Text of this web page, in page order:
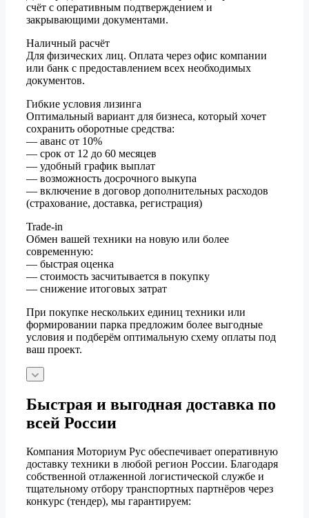
счёт с оперативным подтверждением и
закрывающими документами.
Наличный расчёт
Для физических лиц. Оплата через офис компании
или банк с предоставлением всех необходимых
документов.
Гибкие условия лизинга
Оптимальный вариант для бизнеса, который хочет
сохранить оборотные средства:
— аванс от 10%
— срок от 12 до 60 месяцев
— удобный график выплат
— возможность досрочного выкупа
— включение в договор дополнительных расходов
(страхование, доставка, регистрация)
Trade-in
Обмен вашей техники на новую или более
современную:
— быстрая оценка
— стоимость засчитывается в покупку
— снижение итоговых затрат
При покупке нескольких единиц техники или
формировании парка предложим более выгодные
условия и подберём оптимальную схему оплаты под
ваш проект.
Быстрая и выгодная доставка по
всей России
Компания Моториум Рус обеспечивает оперативную
доставку техники в любой регион России. Благодаря
собственной отлаженной логистической службе и
тщательному отбору транспортных партнёров через
конкурс (тендер), мы гарантируем: